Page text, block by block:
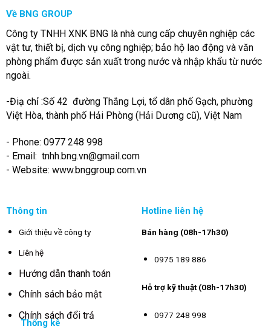
Về BNG GROUP
Công ty TNHH XNK BNG là nhà cung cấp chuyên nghiệp các
vật tư, thiết bị, dịch vụ công nghiệp; bảo hộ lao động và văn
phòng phẩm được sản xuất trong nước và nhập khẩu từ nước
ngoài.
-Điạ chỉ :Số 42 đường Thắng Lợi, tổ dân phố Gạch, phường
Việt Hòa, thành phố Hải Phòng (Hải Dương cũ), Việt Nam
- Phone: 0977 248 998
- Email: tnhh.bng.vn@gmail.com
- Website: www.bnggroup.com.vn
Thông tin
Giới thiệu về công ty
Liên hệ
Hướng dẫn thanh toán
Chính sách bảo mật
Chính sách đổi trả
Hotline liên hệ
Bán hàng (08h-17h30)
0975 189 886
Hỗ trợ kỹ thuật (08h-17h30)
0977 248 998
Thống kê